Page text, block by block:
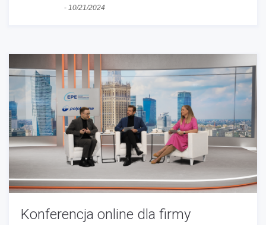
- 10/21/2024
Konferencja online dla firmy